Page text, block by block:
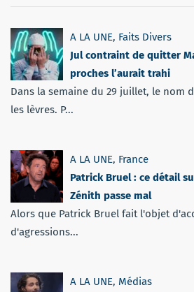
A LA UNE, Faits Divers
Jul contraint de quitter
proches l’aurait trahi
Dans la semaine du 29 juillet, le nom
les lèvres. P...
A LA UNE, France
Patrick Bruel : ce détail
Zénith passe mal
Alors que Patrick Bruel fait l'objet
d'agressions...
A LA UNE, Médias